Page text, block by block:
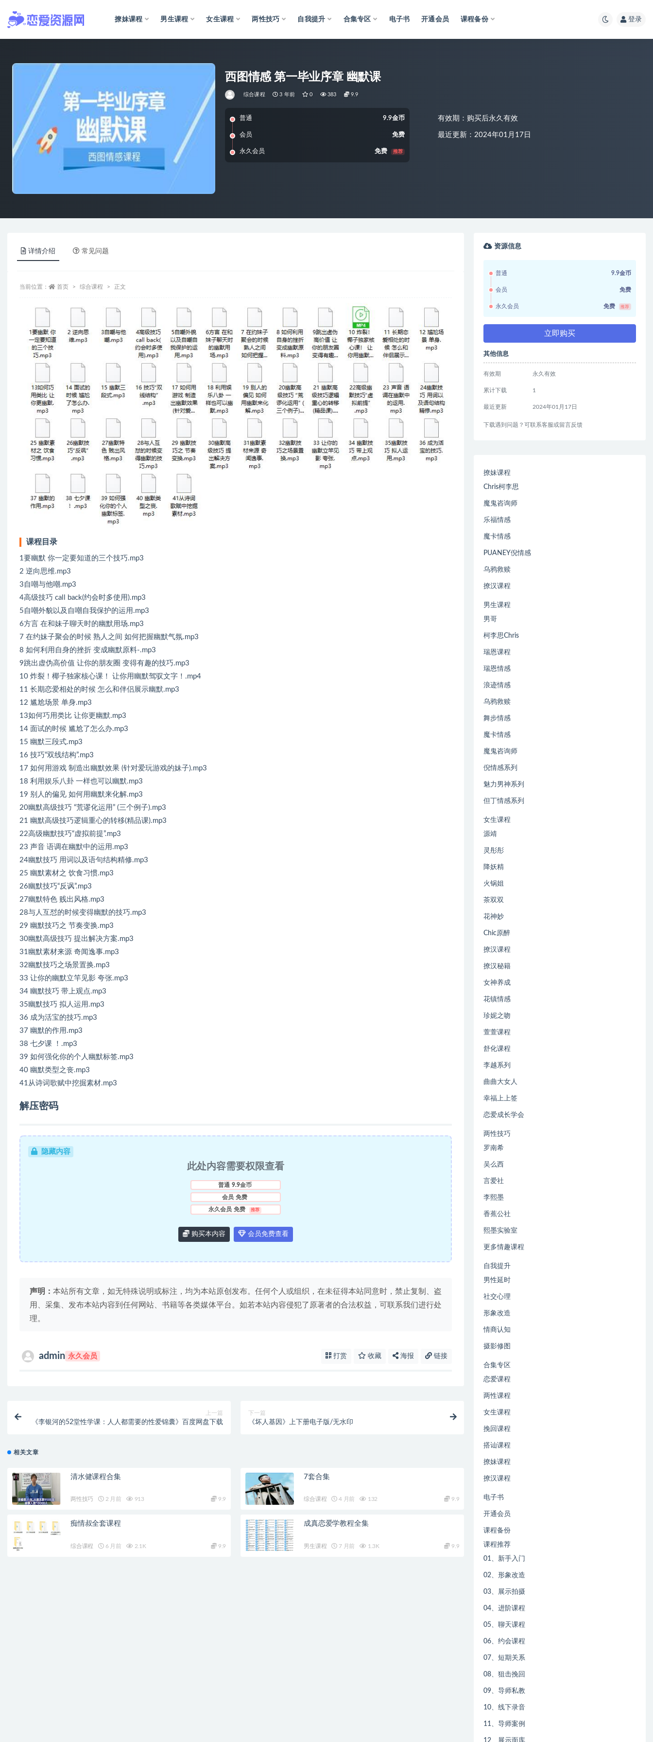
撩妹课程 男生课程 女生课程 两性技巧 自我提升 合集专区 电子书 开通会员 课程备份 登录
西图情感 第一毕业序章 幽默课
综合课程 3 年前 0 383 9.9
普通 9.9金币
会员 免费
永久会员 免费 推荐
有效期：购买后永久有效
最近更新：2024年01月17日
详情介绍 常见问题
当前位置： 首页 综合课程 正文
课程目录
1要幽默 你一定要知道的三个技巧.mp3
2 逆向思维.mp3
3自嘲与他嘲.mp3
4高级技巧 call back(约会时多使用).mp3
5自嘲外貌以及自嘲自我保护的运用.mp3
6方言 在和妹子聊天时的幽默用场.mp3
7 在约妹子聚会的时候 熟人之间 如何把握幽默气氛.mp3
8 如何利用自身的挫折 变成幽默原料-.mp3
9跳出虚伪高价值 让你的朋友圈 变得有趣的技巧.mp3
10 炸裂！椰子独家核心课！ 让你用幽默驾驭文字！.mp4
11 长期恋爱相处的时候 怎么和伴侣展示幽默.mp3
12 尴尬场景 单身.mp3
13如何巧用类比 让你更幽默.mp3
14 面试的时候 尴尬了怎么办.mp3
15 幽默三段式.mp3
16 技巧“双线结构”.mp3
17 如何用游戏 制造出幽默效果 (针对爱玩游戏的妹子).mp3
18 利用娱乐八卦 一样也可以幽默.mp3
19 别人的偏见 如何用幽默来化解.mp3
20幽默高级技巧 “荒谬化运用” (三个例子).mp3
21 幽默高级技巧逻辑重心的转移(精品课).mp3
22高级幽默技巧“虚拟前提”.mp3
23 声音 语调在幽默中的运用.mp3
24幽默技巧 用词以及语句结构精修.mp3
25 幽默素材之 饮食习惯.mp3
26幽默技巧“反讽”.mp3
27幽默特色 贱出风格.mp3
28与人互怼的时候变得幽默的技巧.mp3
29 幽默技巧之 节奏变换.mp3
30幽默高级技巧 提出解决方案.mp3
31幽默素材来源 奇闻逸事.mp3
32幽默技巧之场景置换.mp3
33 让你的幽默立竿见影 夸张.mp3
34 幽默技巧 带上观点.mp3
35幽默技巧 拟人运用.mp3
36 成为活宝的技巧.mp3
37 幽默的作用.mp3
38 七夕课 ！.mp3
39 如何强化你的个人幽默标签.mp3
40 幽默类型之丧.mp3
41从诗词歌赋中挖掘素材.mp3
解压密码
隐藏内容
此处内容需要权限查看
普通 9.9金币
会员 免费
永久会员 免费 推荐
购买本内容 会员免费查看
声明： 本站所有文章，如无特殊说明或标注，均为本站原创发布。任何个人或组织，在未征得本站同意时，禁止复制、盗
用、采集、发布本站内容到任何网站、书籍等各类媒体平台。如若本站内容侵犯了原著者的合法权益，可联系我们进行处
理。
admin 永久会员 打赏 收藏 海报 链接
上一篇
《李银河的52堂性学课：人人都需要的性爱锦囊》百度网盘下载
下一篇
《坏人基因》上下册电子版/无水印
相关文章
清水健课程合集
两性技巧 2 月前 913 9.9
7套合集
综合课程 4 月前 132 9.9
痴情叔全套课程
综合课程 6 月前 2.1K 9.9
成真恋爱学教程全集
男生课程 7 月前 1.3K 9.9
资源信息
普通 9.9金币
会员 免费
永久会员 免费 推荐
立即购买
其他信息
有效期 永久有效
累计下载 1
最近更新 2024年01月17日
下载遇到问题？可联系客服或留言反馈
撩妹课程
Chris柯李思
魔鬼咨询师
乐福情感
魔卡情感
PUANEY倪情感
乌鸦救赎
撩汉课程
男生课程
男哥
柯李思Chris
瑞恩课程
瑞恩情感
浪迹情感
乌鸦救赎
舞步情感
魔卡情感
魔鬼咨询师
倪情感系列
魅力男神系列
但丁情感系列
女生课程
源靖
灵彤彤
降妖精
火锅姐
茶双双
花神妙
Chic原醉
撩汉课程
撩汉秘籍
女神养成
花镇情感
珍妮之吻
萱萱课程
舒化课程
李越系列
曲曲大女人
幸福上上签
恋爱成长学会
两性技巧
罗南希
吴么西
言爱社
李熙墨
香蕉公社
熙墨实验室
更多情趣课程
自我提升
男性延时
社交心理
形象改造
情商认知
摄影修图
合集专区
恋爱课程
两性课程
女生课程
挽回课程
搭讪课程
撩妹课程
撩汉课程
电子书
开通会员
课程备份
课程推荐
01、新手入门
02、形象改造
03、展示拍摄
04、进阶课程
05、聊天课程
06、约会课程
07、短期关系
08、狙击挽回
09、导师私教
10、线下录音
11、导师案例
12、展示面库